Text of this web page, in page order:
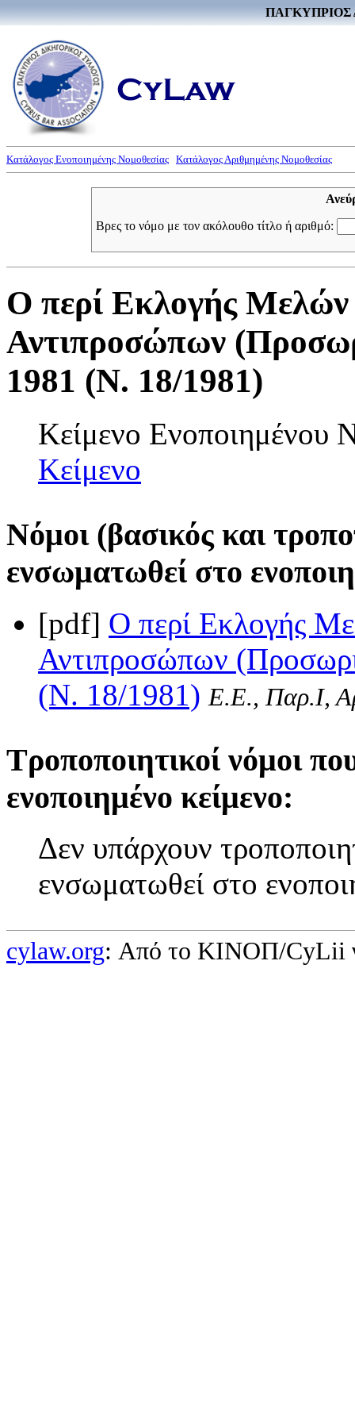
ΠΑΓΚΥΠΡΙΟΣ
Κατάλογος Ενοποιημένης Νομοθεσίας Κατάλογος Αριθμημένης Νομοθεσίας
Βρες το νόμο με τον ακόλουθο τίτλο ή αριθμό:
Ο περί Εκλογής
Αντιπροσώπων
1981 (Ν. 18/1981)
Κείμενο
Κείμενο
Νόμοι (βασικός και
ενσωματωθεί στο
[pdf] Ο περί Εκλογής
Αντιπροσώπων
(Ν. 18/1981) Ε.Ε., Παρ.Ι,
Τροποποιητικοί νόμοι
ενοποιημένο κείμενο:
Δεν υπάρχουν
ενσωματωθεί στο
cylaw.org: Από το ΚΙΝOΠ/CyLii